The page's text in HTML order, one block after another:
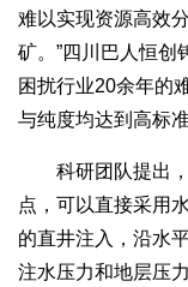
难以实现资源高效
矿。”四川巴人恒创
困扰行业20余年的
与纯度均达到高标
科研团队提出，
点，可以直接采用
的直井注入，沿水
注水压力和地层压